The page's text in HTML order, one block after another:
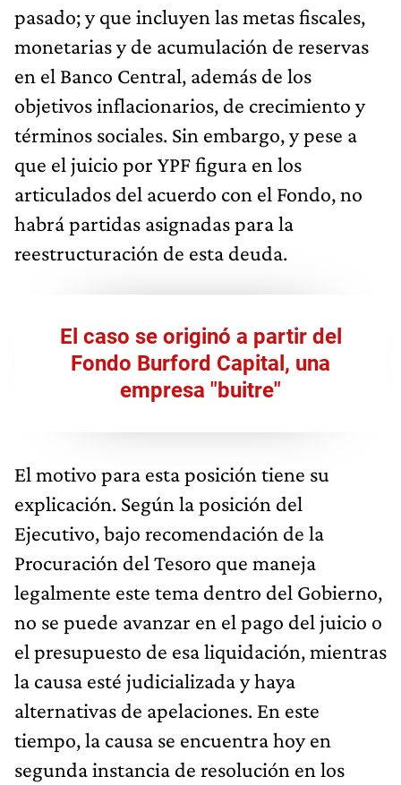
pasado; y que incluyen las metas fiscales,
monetarias y de acumulación de reservas
en el Banco Central, además de los
objetivos inflacionarios, de crecimiento y
términos sociales. Sin embargo, y pese a
que el juicio por YPF figura en los
articulados del acuerdo con el Fondo, no
habrá partidas asignadas para la
reestructuración de esta deuda.
El caso se originó a partir del
Fondo Burford Capital, una
empresa "buitre"
El motivo para esta posición tiene su
explicación. Según la posición del
Ejecutivo, bajo recomendación de la
Procuración del Tesoro que maneja
legalmente este tema dentro del Gobierno,
no se puede avanzar en el pago del juicio o
el presupuesto de esa liquidación, mientras
la causa esté judicializada y haya
alternativas de apelaciones. En este
tiempo, la causa se encuentra hoy en
segunda instancia de resolución en los